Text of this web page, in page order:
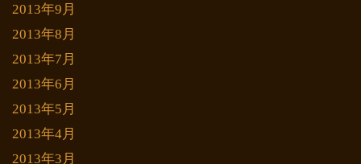
2013年9月
2013年8月
2013年7月
2013年6月
2013年5月
2013年4月
2013年3月